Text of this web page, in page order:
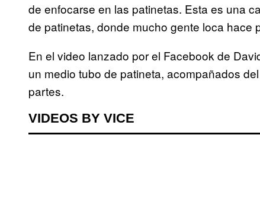
de enfocarse en las patinetas. Esta es una
de patinetas, donde mucho gente loca hace
En el video lanzado por el Facebook de
un medio tubo de patineta, acompañados
partes.
VIDEOS BY VICE